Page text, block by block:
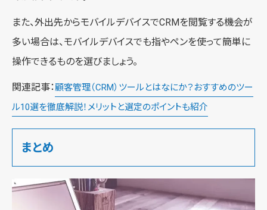
また、外出先からモバイルデバイスでCRMを閲覧する機会が
多い場合は、モバイルデバイスでも指やペンを使って簡単に
操作できるものを選びましょう。
関連記事：顧客管理（CRM）ツールとはなにか？おすすめのツー
ル10選を徹底解説！メリットと選定のポイントも紹介
まとめ